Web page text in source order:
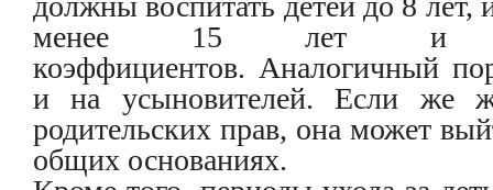
менее 15 лет и
коэффициентов. Аналогичный
и на усыновителей. Если же
родительских прав, она может
общих основаниях.